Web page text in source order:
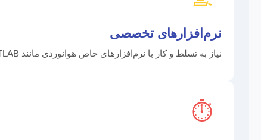
نرم‌افزارهای تخصصی
نیاز به تسلط و کار با نرم‌افزارهای خاص هوانوردی مانند CATIA, Ansys, MATLAB (با ابزارهای خاص), Fluent و غیره.
⏱️